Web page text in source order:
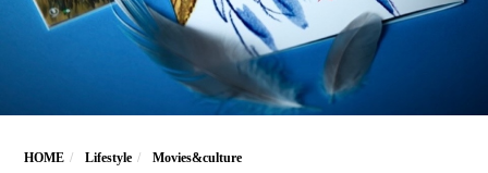
HOME Lifestyle Movies&culture